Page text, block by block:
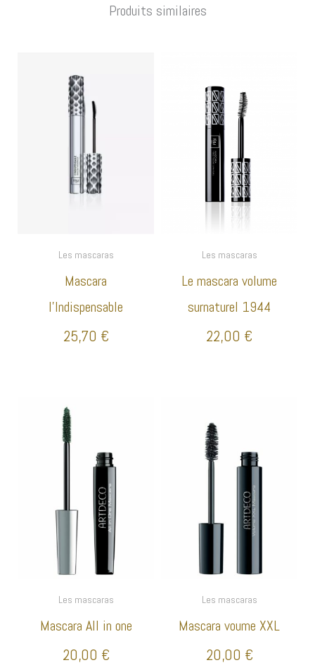
Produits similaires
Les mascaras
Mascara
l’Indispensable
25,70 €
Les mascaras
Le mascara volume
surnaturel 1944
22,00 €
Les mascaras
Mascara All in one
20,00 €
Les mascaras
Mascara voume XXL
20,00 €